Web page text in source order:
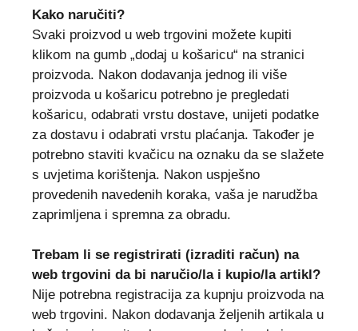
Kako naručiti?
Svaki proizvod u web trgovini možete kupiti
klikom na gumb „dodaj u košaricu“ na stranici
proizvoda. Nakon dodavanja jednog ili više
proizvoda u košaricu potrebno je pregledati
košaricu, odabrati vrstu dostave, unijeti podatke
za dostavu i odabrati vrstu plaćanja. Također je
potrebno staviti kvačicu na oznaku da se slažete
s uvjetima korištenja. Nakon uspješno
provedenih navedenih koraka, vaša je narudžba
zaprimljena i spremna za obradu.
Trebam li se registrirati (izraditi račun) na
web trgovini da bi naručio/la i kupio/la artikl?
Nije potrebna registracija za kupnju proizvoda na
web trgovini. Nakon dodavanja željenih artikala u